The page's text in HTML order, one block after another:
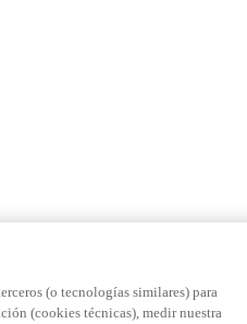
(o tecnologías similares) para
(cookies técnicas), medir nuestra